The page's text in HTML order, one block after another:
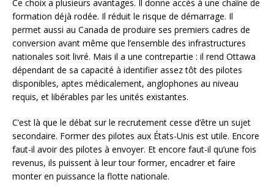
Ce choix a plusieurs avantages. Il donne accès à une chaîne de
formation déjà rodée. Il réduit le risque de démarrage. Il
permet aussi au Canada de produire ses premiers cadres de
conversion avant même que l’ensemble des infrastructures
nationales soit livré. Mais il a une contrepartie : il rend Ottawa
dépendant de sa capacité à identifier assez tôt des pilotes
disponibles, aptes médicalement, anglophones au niveau
requis, et libérables par les unités existantes.
C’est là que le débat sur le recrutement cesse d’être un sujet
secondaire. Former des pilotes aux États-Unis est utile. Encore
faut-il avoir des pilotes à envoyer. Et encore faut-il qu’une fois
revenus, ils puissent à leur tour former, encadrer et faire
monter en puissance la flotte nationale.